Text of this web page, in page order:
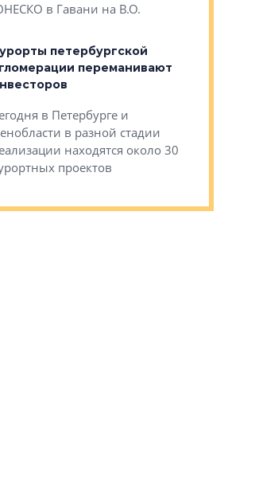
в Гавани на В.О.
петербургской
переманивают
в Петербурге и
в разной стадии
находятся около 30
проектов